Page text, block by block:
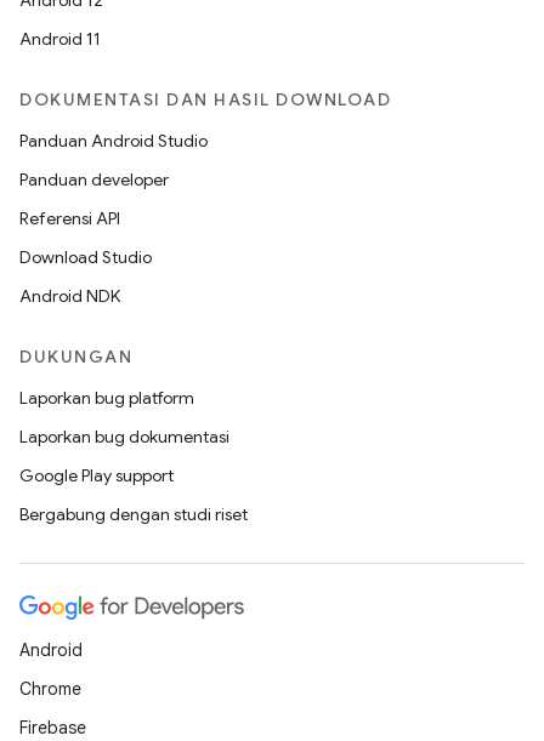
Android 11
DOKUMENTASI DAN HASIL DOWNLOAD
Panduan Android Studio
Panduan developer
Referensi API
Download Studio
Android NDK
DUKUNGAN
Laporkan bug platform
Laporkan bug dokumentasi
Google Play support
Bergabung dengan studi riset
Android
Chrome
Firebase